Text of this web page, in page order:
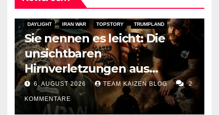
DAYLIGHT IRAN WAR TOPSTORY TRUMPLAND
Sie nennen es leicht: Die
unsichtbaren
Hirnverletzungen aus
Trumps Iran-Krieg
6. AUGUST 2026 TEAM KAIZEN BLOG 2
KOMMENTARE
DARK AMERICA DEPORTATIONS & ICE TOPSTORY